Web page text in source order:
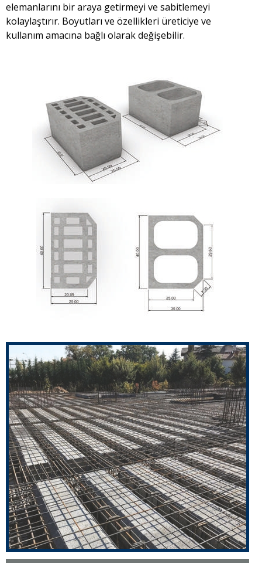
elemanlarını bir araya getirmeyi ve sabitlemeyi
kolaylaştırır. Boyutları ve özellikleri üreticiye ve
kullanım amacına bağlı olarak değişebilir.